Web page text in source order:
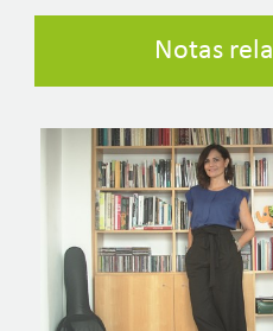
Notas